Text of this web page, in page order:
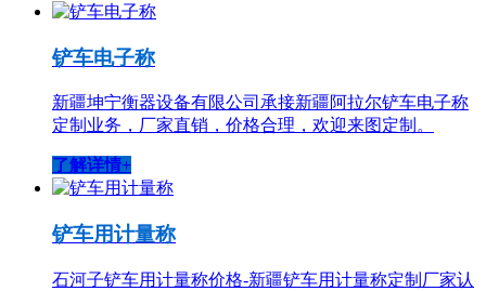
铲车电子称
新疆坤宁衡器设备有限公司承接新疆阿拉尔铲车电子称
定制业务，厂家直销，价格合理，欢迎来图定制。
了解详情+
铲车用计量称
石河子铲车用计量称价格-新疆铲车用计量称定制厂家认